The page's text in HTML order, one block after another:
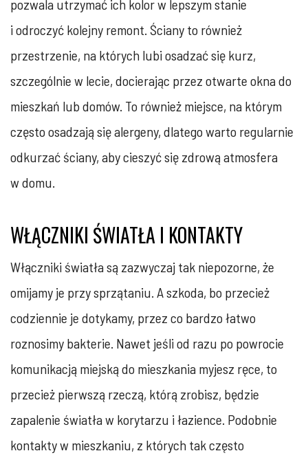
pozwala utrzymać ich kolor w lepszym stanie
i odroczyć kolejny remont. Ściany to również
przestrzenie, na których lubi osadzać się kurz,
szczególnie w lecie, docierając przez otwarte okna do
mieszkań lub domów. To również miejsce, na którym
często osadzają się alergeny, dlatego warto regularnie
odkurzać ściany, aby cieszyć się zdrową atmosfera
w domu.
WŁĄCZNIKI ŚWIATŁA I KONTAKTY
Włączniki światła są zazwyczaj tak niepozorne, że
omijamy je przy sprzątaniu. A szkoda, bo przecież
codziennie je dotykamy, przez co bardzo łatwo
roznosimy bakterie. Nawet jeśli od razu po powrocie
komunikacją miejską do mieszkania myjesz ręce, to
przecież pierwszą rzeczą, którą zrobisz, będzie
zapalenie światła w korytarzu i łazience. Podobnie
kontakty w mieszkaniu, z których tak często